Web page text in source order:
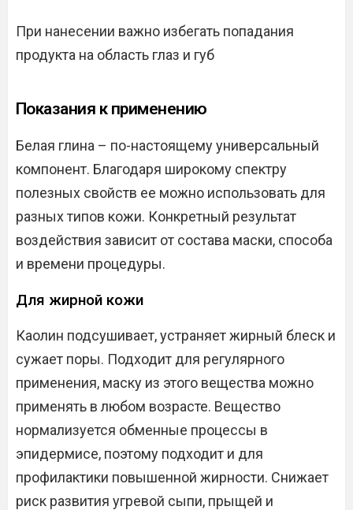
При нанесении важно избегать попадания
продукта на область глаз и губ
Показания к применению
Белая глина – по-настоящему универсальный
компонент. Благодаря широкому спектру
полезных свойств ее можно использовать для
разных типов кожи. Конкретный результат
воздействия зависит от состава маски, способа
и времени процедуры.
Для жирной кожи
Каолин подсушивает, устраняет жирный блеск и
сужает поры. Подходит для регулярного
применения, маску из этого вещества можно
применять в любом возрасте. Вещество
нормализуется обменные процессы в
эпидермисе, поэтому подходит и для
профилактики повышенной жирности. Снижает
риск развития угревой сыпи, прыщей и